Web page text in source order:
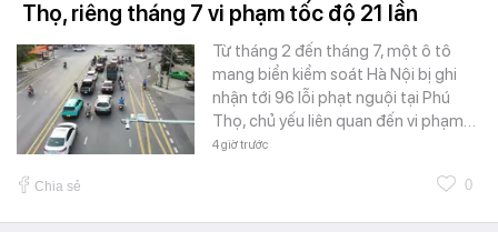
Thọ, riêng tháng 7 vi phạm tốc độ 21 lần
Từ tháng 2 đến tháng 7, một ô tô
mang biển kiểm soát Hà Nội bị ghi
nhận tới 96 lỗi phạt nguội tại Phú
Thọ, chủ yếu liên quan đến vi phạm…
4 giờ trước
Chia sẻ 0